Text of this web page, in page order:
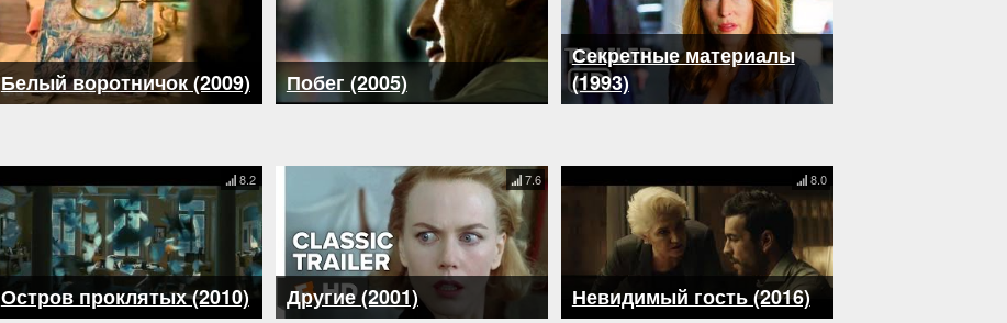
Белый воротничок (2009) Побег (2005)
Секретные материалы
(1993)
Остров проклятых (2010)
8.2
Другие (2001)
7.6
Невидимый гость (2016)
8.0